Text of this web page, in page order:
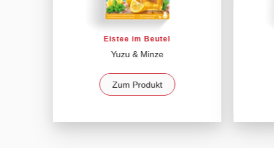
Eistee im Beutel
Yuzu & Minze
Zum Produkt